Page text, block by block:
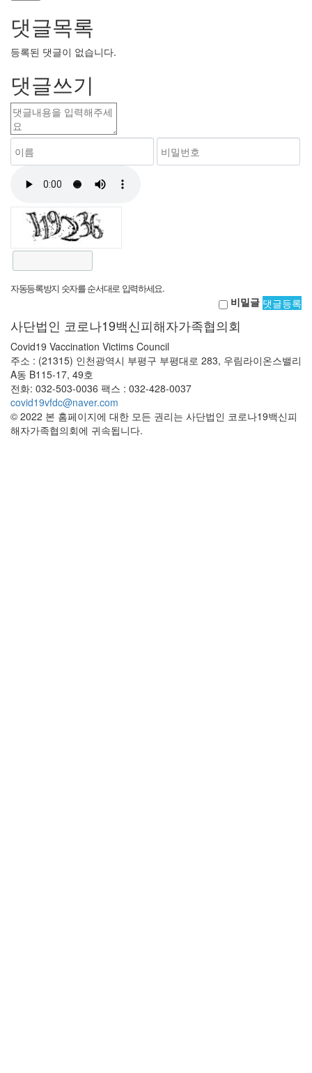
댓글목록
등록된 댓글이 없습니다.
댓글쓰기
자동등록방지 숫자를 순서대로 입력하세요.
비밀글 댓글등록
사단법인 코로나19백신피해자가족협의회
Covid19 Vaccination Victims Council
주소 : (21315) 인천광역시 부평구 부평대로 283, 우림라이온스밸리
A동 B115-17, 49호
전화: 032-503-0036 팩스 : 032-428-0037
covid19vfdc@naver.com
© 2022 본 홈페이지에 대한 모든 권리는 사단법인 코로나19백신피
해자가족협의회에 귀속됩니다.